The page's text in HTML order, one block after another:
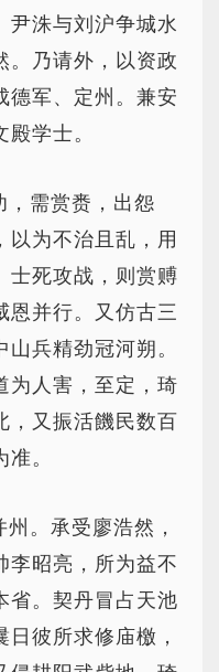
尹洙与刘沪争城水
。乃请外，以资政
德军、定州。兼安
学士。
，需赏赉，出怨
以为不治且乱，用
士死攻战，则赏赙
恩并行。又仿古三
兵精劲冠河朔。
为人害，至定，琦
，又振活饑民数百
。
。承受廖浩然，
李昭亮，所为益不
省。契丹冒占天池
彼所求修庙檄，